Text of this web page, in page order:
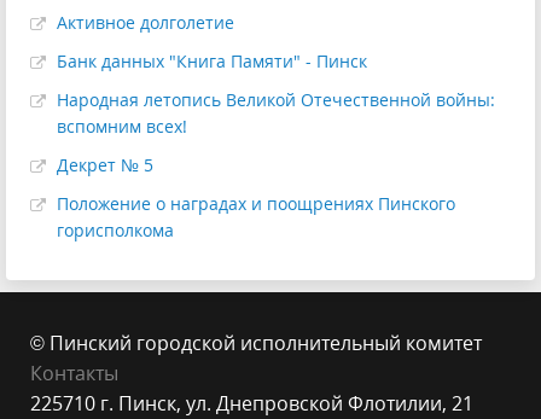
Активное долголетие
Банк данных "Книга Памяти" - Пинск
Народная летопись Великой Отечественной войны:
вспомним всех!
Декрет № 5
Положение о наградах и поощрениях Пинского
горисполкома
© Пинский городской исполнительный комитет
Контакты
225710 г. Пинск, ул. Днепровской Флотилии, 21